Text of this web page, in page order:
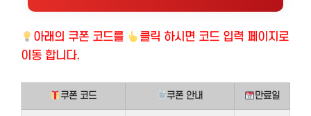
아래의 쿠폰 코드를
클릭 하시면 코드 입력 페이지로
이동 합니다.
쿠폰 코드 쿠폰 안내 만료일